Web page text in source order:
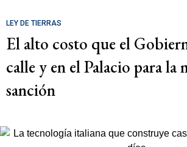
LEY DE TIERRAS
El alto costo que el
calle y en el Palacio para la
sanción